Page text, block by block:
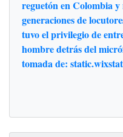
reguetón en Colombia
generaciones de
tuvo el privilegio de
hombre detrás del
tomada de: